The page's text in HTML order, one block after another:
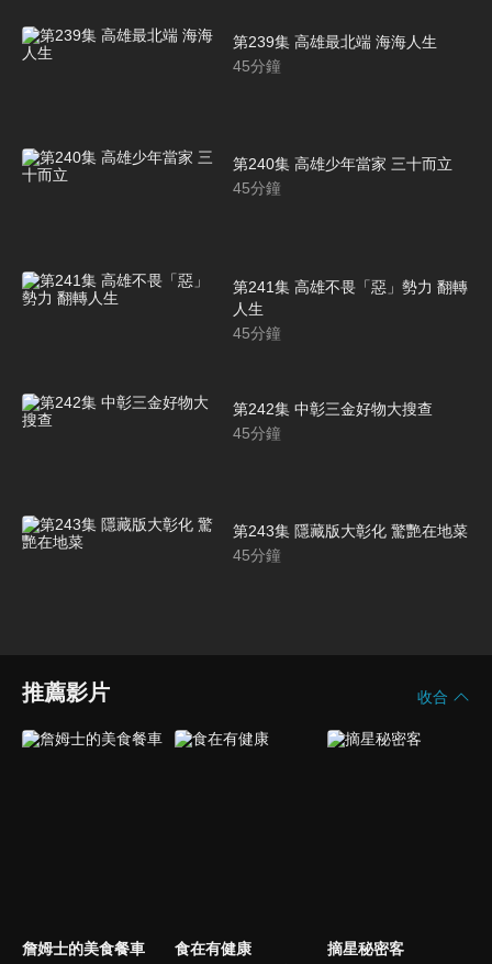
第239集 高雄最北端 海海人生
45分鐘
第240集 高雄少年當家 三十而立
45分鐘
第241集 高雄不畏「惡」勢力 翻轉
人生
45分鐘
第242集 中彰三金好物大搜查
45分鐘
第243集 隱藏版大彰化 驚艷在地菜
45分鐘
推薦影片 收合
詹姆士的美食餐車 食在有健康 摘星秘密客